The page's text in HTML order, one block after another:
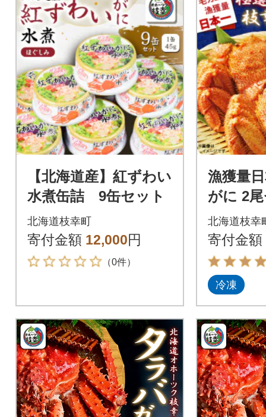
【北海道産】紅ずわい
水煮缶詰 9缶セット
北海道枝幸町
寄付金額 12,000円
（0件）
漁獲量
がに 2
×2尾) 北
北海道枝幸
寄付金額
冷凍